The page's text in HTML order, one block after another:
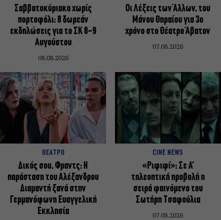
Σαββατοκύριακο χωρίς
πορτοφόλι: 8 δωρεάν
εκδηλώσεις για το ΣΚ 8-9
Αυγούστου
08.08.2026
Οι Λέξεις των Άλλων, του
Μάνου Θηραίου για 3ο
χρόνο στο Θέατρο Άβατον
07.08.2026
ΘΕΑΤΡΟ
Δικός σου, Φραντς: Η
παράσταση του Αλέξανδρου
Διαμαντή ξανά στην
Γερμανόφωνη Ευαγγελική
Εκκλησία
CINE NEWS
«Ριφιφί»: Σε Α’
τηλεοπτική προβολή η
σειρά φαινόμενο του
Σωτήρη Τσαφούλια
07.08.2026